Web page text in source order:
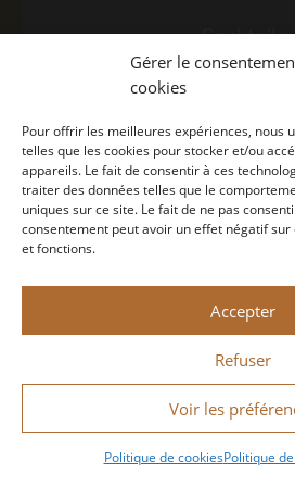
Gérer le
cookies
Pour offrir les meilleures expériences, nous
telles que les cookies pour stocker et/ou
appareils. Le fait de consentir à ces
traiter des données telles que le
uniques sur ce site. Le fait de ne pas
consentement peut avoir un effet négatif
et fonctions.
Accepter
Refuser
Voir les
Politique de cookiesPolitique
COCKTAILS
NOUS TROUVER
Cocktails
Nous
Concept
Politique de
Mention
Monin 2022 Tous droits
A consommer avec
Conçu parBastien